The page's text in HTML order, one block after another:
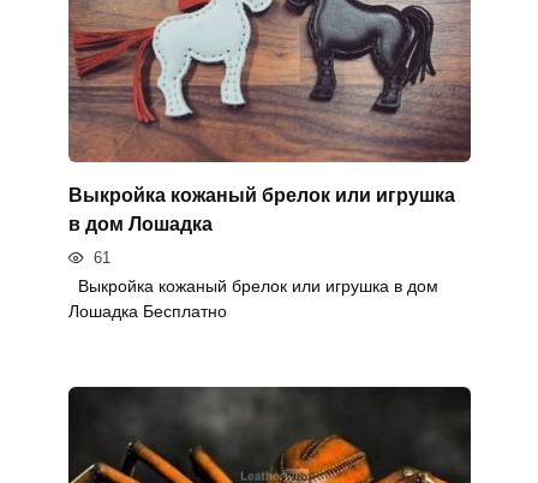
Выкройка кожаный брелок или игрушка
в дом Лошадка
61
Выкройка кожаный брелок или игрушка в дом
Лошадка Бесплатно